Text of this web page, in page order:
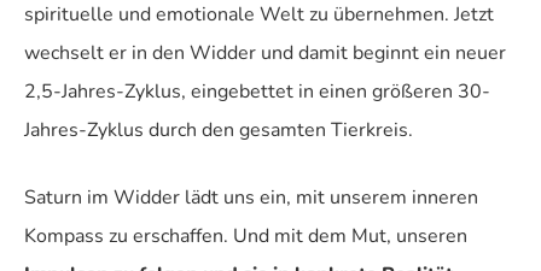
spirituelle und emotionale Welt zu übernehmen. Jetzt
wechselt er in den Widder und damit beginnt ein neuer
2,5-Jahres-Zyklus, eingebettet in einen größeren 30-
Jahres-Zyklus durch den gesamten Tierkreis.
Saturn im Widder lädt uns ein, mit unserem inneren
Kompass zu erschaffen. Und mit dem Mut, unseren